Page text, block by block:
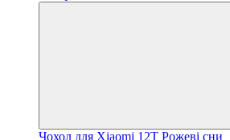
Чохол для Xiaomi 12T Рожеві сни